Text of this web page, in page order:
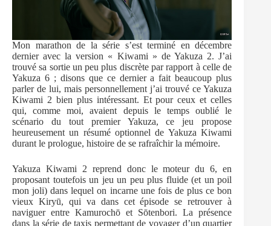
Mon marathon de la série s’est terminé en décembre
dernier avec la version « Kiwami » de Yakuza 2. J’ai
trouvé sa sortie un peu plus discrète par rapport à celle de
Yakuza 6 ; disons que ce dernier a fait beaucoup plus
parler de lui, mais personnellement j’ai trouvé ce Yakuza
Kiwami 2 bien plus intéressant. Et pour ceux et celles
qui, comme moi, avaient depuis le temps oublié le
scénario du tout premier Yakuza, ce jeu propose
heureusement un résumé optionnel de Yakuza Kiwami
durant le prologue, histoire de se rafraîchir la mémoire.
Yakuza Kiwami 2 reprend donc le moteur du 6, en
proposant toutefois un jeu un peu plus fluide (et un poil
mon joli) dans lequel on incarne une fois de plus ce bon
vieux Kiryū, qui va dans cet épisode se retrouver à
naviguer entre Kamurochō et Sōtenbori. La présence
dans la série de taxis permettant de voyager d’un quartier